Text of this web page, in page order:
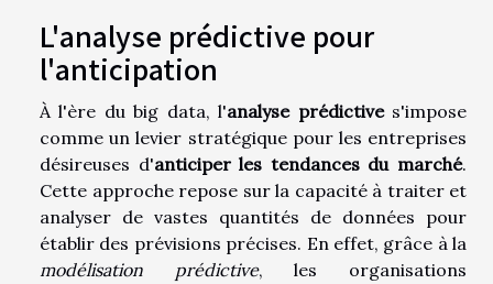
L'analyse prédictive pour
l'anticipation
À l'ère du big data, l'analyse prédictives'impose
comme un levier stratégique pour les entreprises
désireuses d'anticiper les tendances du marché.
Cette approche repose sur la capacité à traiter et
analyser de vastes quantités de données pour
établir des prévisions précises. En effet, grâce à la
modélisation prédictive, les organisations